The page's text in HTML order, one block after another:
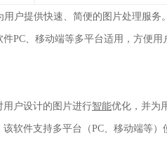
用户提供快速、简便的图片处理服务
PC、移动端等多平台适用，方便
户设计的图片进行智能优化，并为
软件支持多平台（PC、移动端等